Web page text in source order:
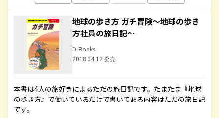
地球の歩き方 ガチ冒険～地球の歩き
方社員の旅日記～
D-Books
2018.04.12 発売
本書は4人の旅好きによるただの旅日記です。たまたま『地球
の歩き方』で働いているだけで書いてある内容はただの旅日記
です。